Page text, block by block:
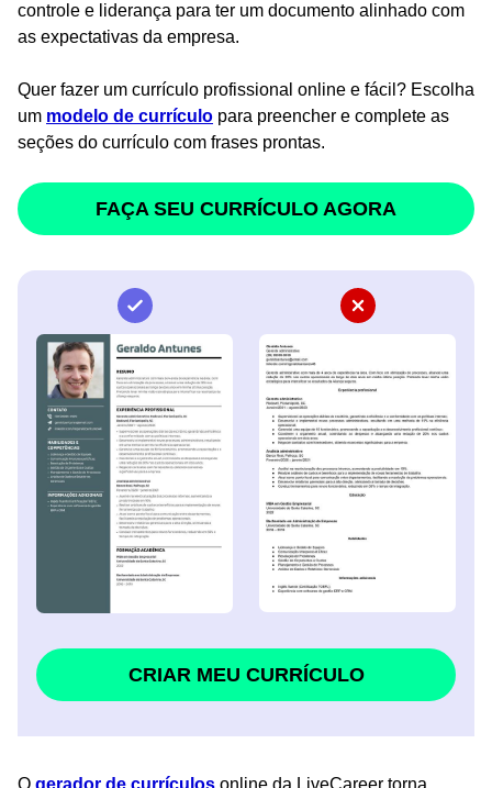
controle e liderança para ter um documento alinhado com
as expectativas da empresa.
Quer fazer um currículo profissional online e fácil? Escolha
um modelo de currículo para preencher e complete as
seções do currículo com frases prontas.
FAÇA SEU CURRÍCULO AGORA
CRIAR MEU CURRÍCULO
O gerador de currículos online da LiveCareer torna